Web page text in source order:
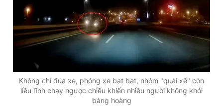
Không chỉ đua xe, phóng xe bạt bạt, nhóm "quái xế" còn
liều lĩnh chạy ngược chiều khiến nhiều người không khỏi
bàng hoàng